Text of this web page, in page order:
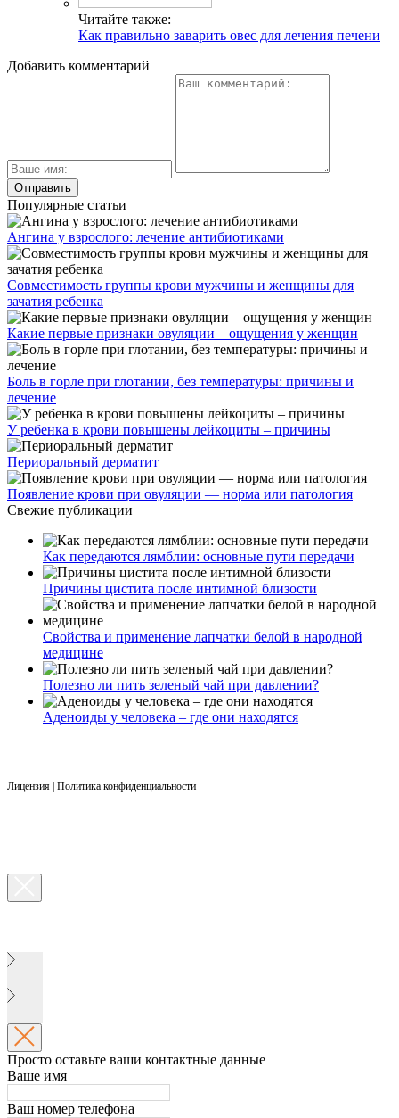
Читайте также:
Как правильно заварить овес для лечения печени
Добавить комментарий
Популярные статьи
Ангина у взрослого: лечение антибиотиками
Совместимость группы крови мужчины и женщины для
зачатия ребенка
Какие первые признаки овуляции – ощущения у женщин
Боль в горле при глотании, без температуры: причины и
лечение
У ребенка в крови повышены лейкоциты – причины
Периоральный дерматит
Появление крови при овуляции — норма или патология
Свежие публикации
Как передаются лямблии: основные пути передачи
Причины цистита после интимной близости
Свойства и применение лапчатки белой в народной
медицине
Полезно ли пить зеленый чай при давлении?
Аденоиды у человека – где они находятся
Лицензия Политика конфиденциальности
Просто оставьте ваши контактные данные
Ваше имя
Ваш номер телефона